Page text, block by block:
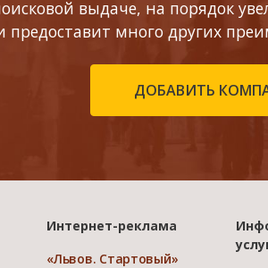
выдаче, на порядок
предоставит много других
ДОБАВИТЬ
Интернет-реклама
«Львов. Стартовый»